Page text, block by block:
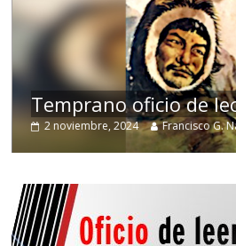
Temprano oficio de
2 noviembre, 2024 Francisco G.